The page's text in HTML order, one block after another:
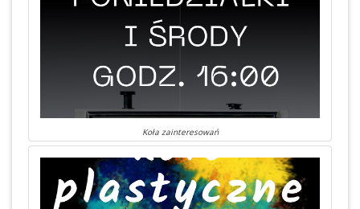
Koła zainteresowań